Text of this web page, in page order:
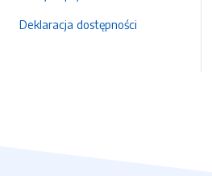
Deklaracja dostępności